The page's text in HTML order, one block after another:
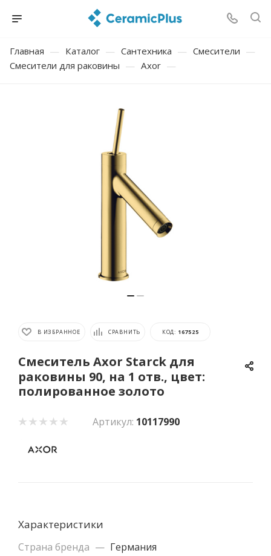
Главная — Каталог — Сантехника — Смесители —
Смесители для раковины — Axor —
В ИЗБРАННОЕ СРАВНИТЬ КОД: 167525
Cмеситель Axor Starck для
раковины 90, на 1 отв., цвет:
полированное золото
Артикул: 10117990
Характеристики
Страна бренда — Германия